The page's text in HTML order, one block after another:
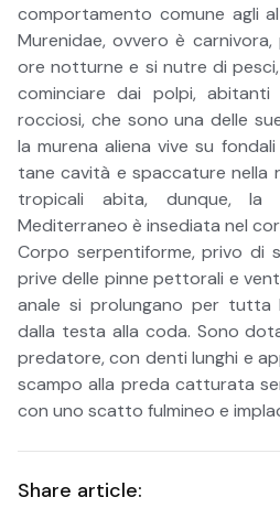
comportamento comune agli
Murenidae, ovvero è
ore notturne e si nutre di
cominciare dai polpi, abitanti
rocciosi, che sono una delle
la murena aliena vive su
tane cavità e spaccature nella
tropicali abita, dunque, la
Mediterraneo è insediata nel
Corpo serpentiforme, privo di
prive delle pinne pettorali e
anale si prolungano per tutta
dalla testa alla coda. Sono
predatore, con denti lunghi e
scampo alla preda catturata
con uno scatto fulmineo e
Share article: